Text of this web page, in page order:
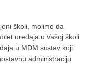
školi, molimo da
uređaja u Vašoj školi
u MDM sustav koji
administraciju